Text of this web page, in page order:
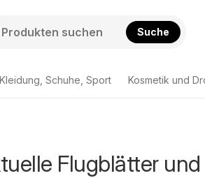
Suche
Kleidung, Schuhe, Sport Kosmetik und
Flugblätter und